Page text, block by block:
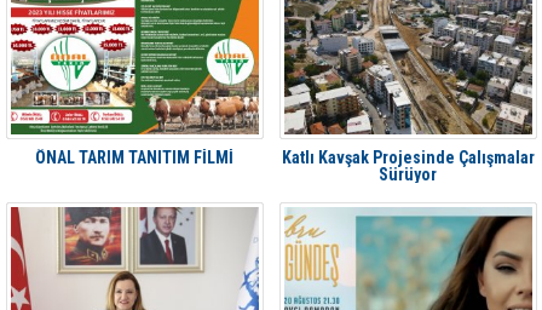
ÖNAL TARIM TANITIM FİLMİ
Katlı Kavşak Projesinde Çalışmalar
Sürüyor